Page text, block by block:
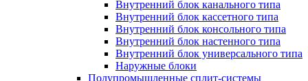
Внутренний блок канального типа
Внутренний блок кассетного типа
Внутренний блок консольного типа
Внутренний блок настенного типа
Внутренний блок универсального типа
Наружные блоки
Полупромышленные сплит-системы